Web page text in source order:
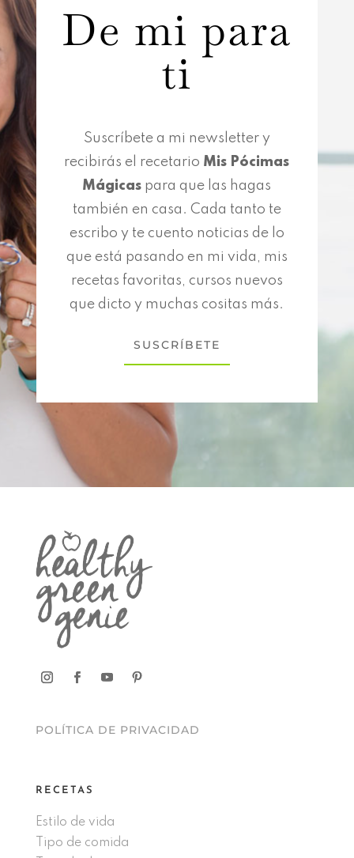
De mi para
ti
Suscríbete a mi newsletter y
recibirás el recetario Mis Pócimas
Mágicas para que las hagas
también en casa. Cada tanto te
escribo y te cuento noticias de lo
que está pasando en mi vida, mis
recetas favoritas, cursos nuevos
que dicto y muchas cositas más.
SUSCRÍBETE
POLÍTICA DE PRIVACIDAD
RECETAS
Estilo de vida
Tipo de comida